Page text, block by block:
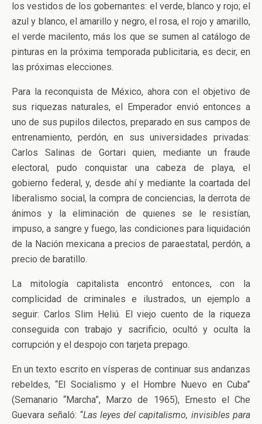
los vestidos de los gobernantes: el verde, blanco y rojo; el
azul y blanco, el amarillo y negro, el rosa, el rojo y amarillo,
el verde macilento, más los que se sumen al catálogo de
pinturas en la próxima temporada publicitaria, es decir, en
las próximas elecciones.
Para la reconquista de México, ahora con el objetivo de
sus riquezas naturales, el Emperador envió entonces a
uno de sus pupilos dilectos, preparado en sus campos de
entrenamiento, perdón, en sus universidades privadas:
Carlos Salinas de Gortari quien, mediante un fraude
electoral, pudo conquistar una cabeza de playa, el
gobierno federal, y, desde ahí y mediante la coartada del
liberalismo social, la compra de conciencias, la derrota de
ánimos y la eliminación de quienes se le resistían,
impuso, a sangre y fuego, las condiciones para liquidación
de la Nación mexicana a precios de paraestatal, perdón, a
precio de baratillo.
La mitología capitalista encontró entonces, con la
complicidad de criminales e ilustrados, un ejemplo a
seguir: Carlos Slim Heliú. El viejo cuento de la riqueza
conseguida con trabajo y sacrificio, ocultó y oculta la
corrupción y el despojo con tarjeta prepago.
En un texto escrito en vísperas de continuar sus andanzas
rebeldes, “El Socialismo y el Hombre Nuevo en Cuba”
(Semanario “Marcha”, Marzo de 1965), Ernesto el Che
Guevara señaló: “Las leyes del capitalismo, invisibles para